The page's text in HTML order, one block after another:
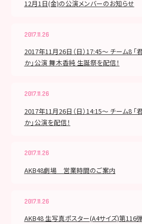
12月1日(金)の公演メンバーのお知らせ
2017.11.26
2017年11月26日（日）17:45～ チーム8 「
か」公演 舞木香純 生誕祭を配信！
2017.11.26
2017年11月26日（日）14:15～ チーム8 「
か」公演を配信！
2017.11.26
AKB48劇場 営業時間のご案内
2017.11.26
AKB48 生写真ポスター(A4サイズ)第116